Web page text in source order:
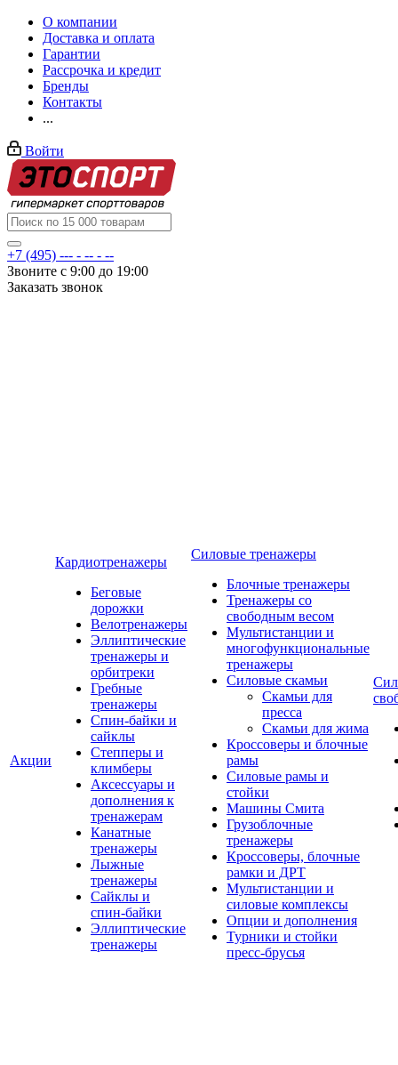
О компании
Доставка и оплата
Гарантии
Рассрочка и кредит
Бренды
Контакты
...
Войти
+7 (495) --- - -- - --
Звоните с 9:00 до 19:00
Заказать звонок
Акции
Кардиотренажеры
Беговые
дорожки
Велотренажеры
Эллиптические
тренажеры и
орбитреки
Гребные
тренажеры
Спин-байки и
сайклы
Степперы и
климберы
Аксессуары и
дополнения к
тренажерам
Канатные
тренажеры
Лыжные
тренажеры
Сайклы и
спин-байки
Эллиптические
тренажеры
Силовые тренажеры
Блочные тренажеры
Тренажеры со
свободным весом
Мультистанции и
многофункциональные
тренажеры
Силовые скамьи
Скамьи для
пресса
Скамьи для жима
Кроссоверы и блочные
рамы
Силовые рамы и
стойки
Машины Смита
Грузоблочные
тренажеры
Кроссоверы, блочные
рамки и ДРТ
Мультистанции и
силовые комплексы
Опции и дополнения
Турники и стойки
пресс-брусья